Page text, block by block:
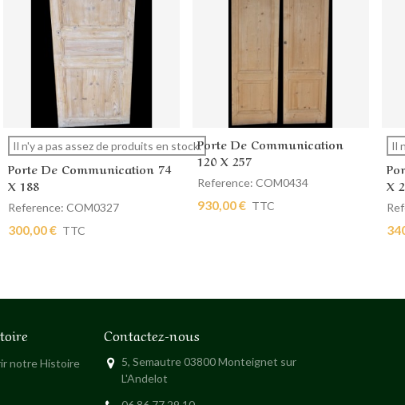
Afficher plus
Il n'y a pas assez de produits en stock.
Porte De Communication 74
X 188
Reference: COM0327
300,00 € TTC
Ajouter au panier
Porte De Communication
120 X 257
Reference: COM0434
930,00 € TTC
Il
X
notre Histoire
Contactez-nous
5, Semautre 03800 Monteignet sur
L'Andelot